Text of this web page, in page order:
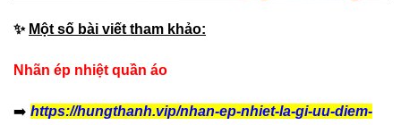
✨ Một số bài viết tham khảo:
Nhãn ép nhiệt quần áo
➡️ https://hungthanh.vip/nhan-ep-nhiet-la-gi-uu-diem-